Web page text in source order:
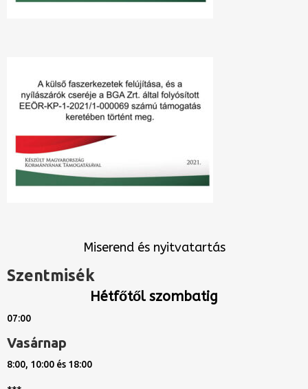
Miserend és nyitvatartás
Szentmisék
Hétfőtől szombatig
07:00
Vasárnap
8:00, 10:00 és 18:00